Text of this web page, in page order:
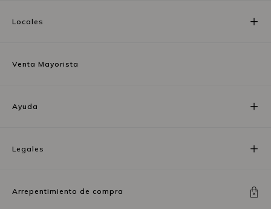
Locales
Venta Mayorista
Ayuda
Legales
Arrepentimiento de compra